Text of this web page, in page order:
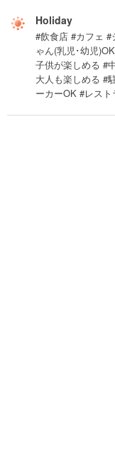
Holiday
#飲食店 #カフェ #
ゃん(乳児･幼児
子供が楽しめる #
大人も楽しめる #
ーカーOK #レスト